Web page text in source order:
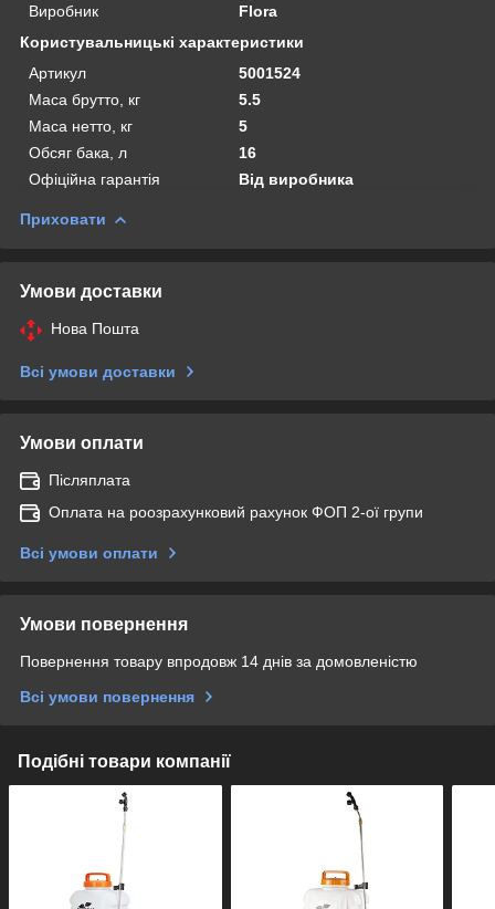
Виробник
Flora
Користувальницькі характеристики
Артикул
5001524
Маса брутто, кг
5.5
Маса нетто, кг
5
Обсяг бака, л
16
Офіційна гарантія
Від виробника
Приховати
Умови доставки
Нова Пошта
Всі умови доставки
Умови оплати
Післяплата
Оплата на роозрахунковий рахунок ФОП 2-ої групи
Всі умови оплати
Умови повернення
Повернення товару впродовж 14 днів за домовленістю
Всі умови повернення
Подібні товари компанії